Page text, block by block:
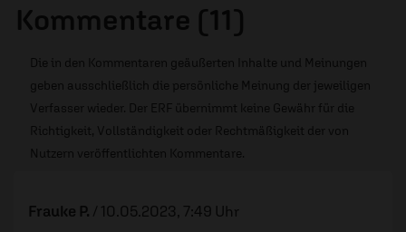
Kommentare (11)
Die in den Kommentaren geäußerten Inhalte und Meinungen
geben ausschließlich die persönliche Meinung der jeweiligen
Verfasser wieder. Der ERF übernimmt keine Gewähr für die
Richtigkeit, Vollständigkeit oder Rechtmäßigkeit der von
Nutzern veröffentlichten Kommentare.
Frauke P. / 10.05.2023, 7:49 Uhr